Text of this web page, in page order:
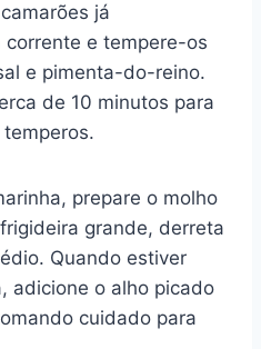
já
e tempere-os
e pimenta-do-reino.
de 10 minutos para
prepare o molho
grande, derreta
Quando estiver
adicione o alho picado
cuidado para